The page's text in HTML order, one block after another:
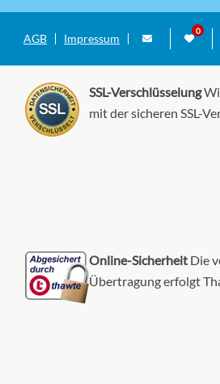
AGB Impressum
SSL-Verschlüsselung
mit der sicheren SSL-
Online-Sicherheit Die
Übertragung erfolgt